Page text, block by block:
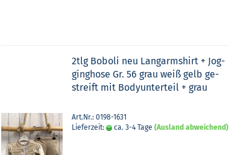
2tlg Bobo­li neu Lang­arm­shirt + Jog­
ging­ho­se Gr. 56 grau weiß gelb ge­
streift mit Bo­dy­un­ter­teil + grau
Art.Nr.: 0198-1631
Lieferzeit:
ca. 3-4 Tage (Ausland abweichend)